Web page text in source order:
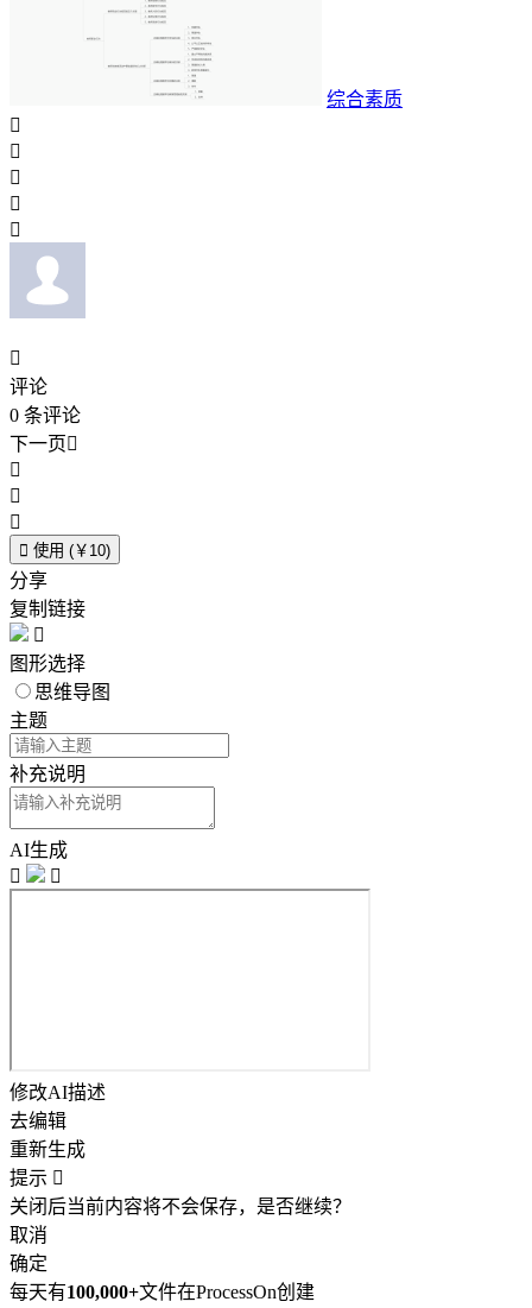
综合素质






评论
0 条评论
下一页



 使用 (￥10)
分享
复制链接

图形选择
思维导图
主题
补充说明
AI生成


修改AI描述
去编辑
重新生成
提示 
关闭后当前内容将不会保存，是否继续？
取消
确定
每天有100,000+文件在ProcessOn创建